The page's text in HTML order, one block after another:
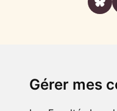
Gérer mes